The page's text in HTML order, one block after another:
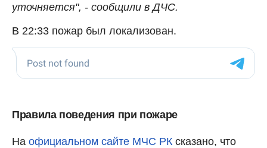
уточняется", - сообщили в ДЧС.
В 22:33 пожар был локализован.
Правила поведения при пожаре
На официальном сайте МЧС РК сказано, что